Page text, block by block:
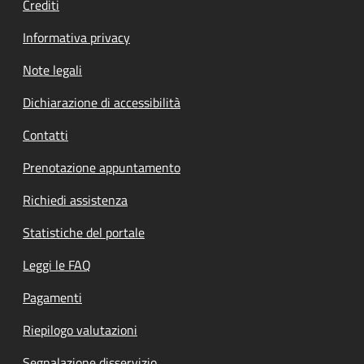
Crediti
Informativa privacy
Note legali
Dichiarazione di accessibilità
Contatti
Prenotazione appuntamento
Richiedi assistenza
Statistiche del portale
Leggi le FAQ
Pagamenti
Riepilogo valutazioni